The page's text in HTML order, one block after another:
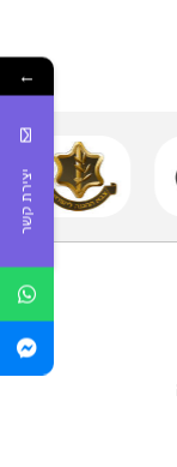
←
יצירת קשר